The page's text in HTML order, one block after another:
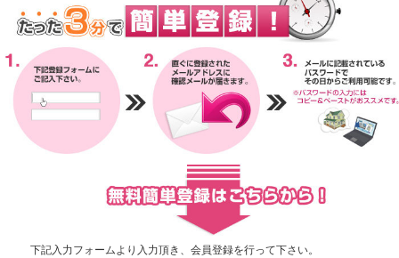
下記入力フォームより入力頂き、会員登録を行って下さい。